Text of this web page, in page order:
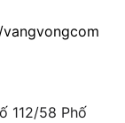
112/58 Phố